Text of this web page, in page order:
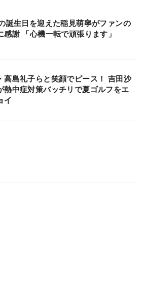
誕生日を迎えた稲見萌寧がファンの
感謝 「心機一転で頑張ります」
高島礼子らと笑顔でピース！ 吉田沙
熱中症対策バッチリで夏ゴルフをエ
イ